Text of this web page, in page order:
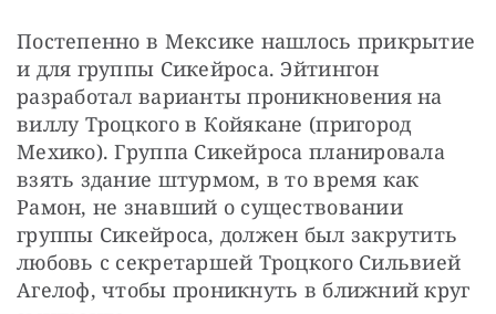
Постепенно в Мексике нашлось прикрытие
и для группы Сикейроса. Эйтингон
разработал варианты проникновения на
виллу Троцкого в Койякане (пригород
Мехико). Группа Сикейроса планировала
взять здание штурмом, в то время как
Рамон, не знавший о существовании
группы Сикейроса, должен был закрутить
любовь с секретаршей Троцкого Сильвией
Агелоф, чтобы проникнуть в ближний круг